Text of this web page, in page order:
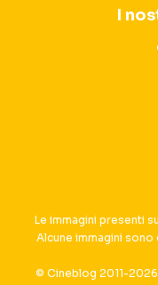
I
Le immagini presenti
Alcune immagini sono
© Cineblog 2011-